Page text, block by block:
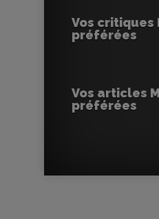
Vos critiques
préférées
Vos articles
préférées